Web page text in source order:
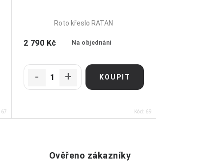
67
Roto křeslo RATAN
Na objednání
2 790 Kč
Kód: 69
Ověřeno zákazníky